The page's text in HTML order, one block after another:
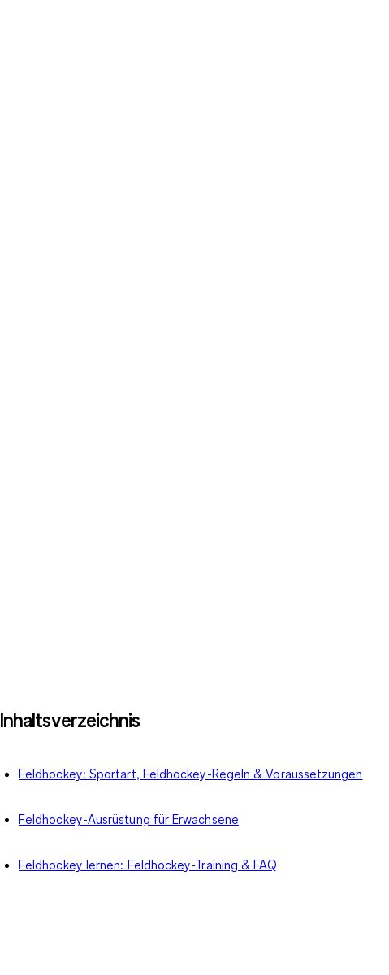
Inhaltsverzeichnis
Feldhockey: Sportart, Feldhockey-Regeln & Voraussetzungen
Feldhockey-Ausrüstung für Erwachsene
Feldhockey lernen: Feldhockey-Training & FAQ